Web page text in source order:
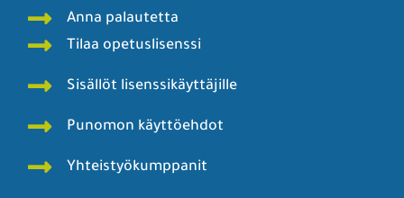
Anna palautetta
Tilaa opetuslisenssi
Sisällöt lisenssikäyttäjille
Punomon käyttöehdot
Yhteistyökumppanit